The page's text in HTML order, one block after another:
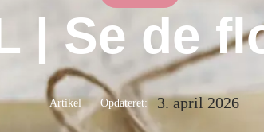
| Se de
Artikel Opdateret: 3. april 2026